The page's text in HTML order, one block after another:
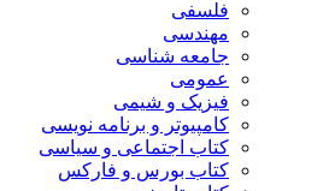
فلسفی
مهندسی
جامعه شناسی
عمومی
فیزیک و شیمی
کامپیوتر و برنامه نویسی
کتاب اجتماعی و سیاسی
کتاب بورس و فارکس